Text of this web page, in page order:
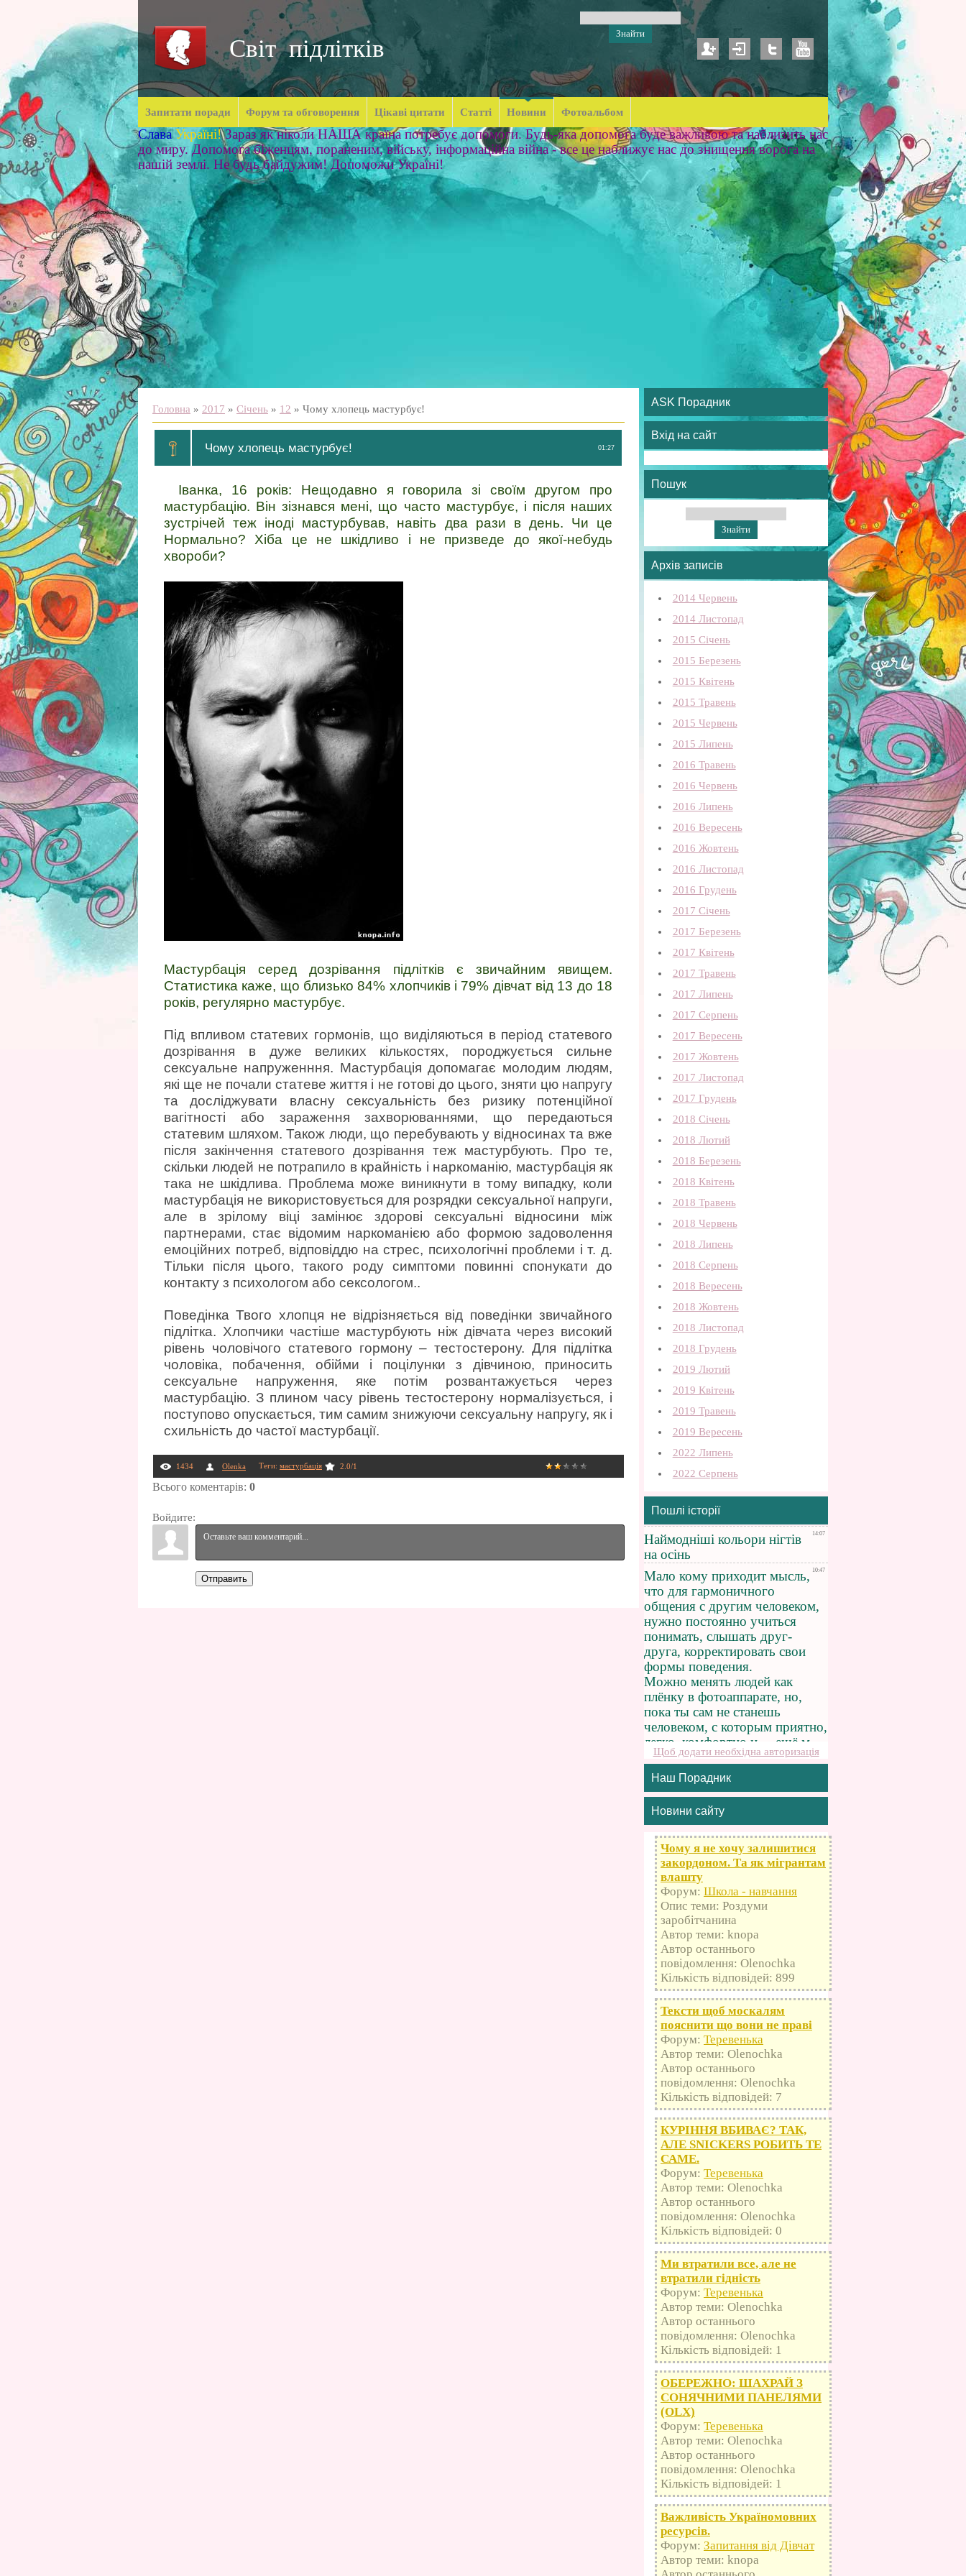
Світ підлітків
Запитати поради Форум та обговорення Цікаві цитати Статті Новини Фотоальбом
Слава Україні! Зараз як ніколи НАША країна потребує допомоги. Будь-яка допомога буде важливою та наблизить нас
до миру. Допомога біженцям, пораненим, війську, інформаційна війна - все це наближує нас до знищення ворога на
нашій землі. Не будь байдужим! Допоможи Україні!
Головна » 2017 » Січень » 12 » Чому хлопець мастурбує!
01:27
Чому хлопець мастурбує!
Іванка, 16 років: Нещодавно я говорила зі своїм другом про
мастурбацію. Він зізнався мені, що часто мастурбує, і після наших
зустрічей теж іноді мастурбував, навіть два рази в день. Чи це
Нормально? Хіба це не шкідливо і не призведе до якої-небудь
хвороби?
Мастурбація серед дозрівання підлітків є звичайним явищем.
Статистика каже, що близько 84% хлопчиків і 79% дівчат від 13 до 18
років, регулярно мастурбує.
Під впливом статевих гормонів, що виділяються в період статевого
дозрівання в дуже великих кількостях, породжується сильне
сексуальне напруженння. Мастурбація допомагає молодим людям,
які ще не почали статеве життя і не готові до цього, зняти цю напругу
та досліджувати власну сексуальність без ризику потенційної
вагітності або зараження захворюваннями, що передаються
статевим шляхом. Також люди, що перебувають у відносинах та вже
після закінчення статевого дозрівання теж мастурбують. Про те,
скільки людей не потрапило в крайність і наркоманію, мастурбація як
така не шкідлива. Проблема може виникнути в тому випадку, коли
мастурбація не використовується для розрядки сексуальної напруги,
але в зрілому віці замінює здорові сексуальні відносини між
партнерами, стає відомим наркоманією або формою задоволення
емоційних потреб, відповіддю на стрес, психологічні проблеми і т. д.
Тільки після цього, такого роду симптоми повинні спонукати до
контакту з психологом або сексологом..
Поведінка Твого хлопця не відрізняється від поведінки звичайного
підлітка. Хлопчики частіше мастурбують ніж дівчата через високий
рівень чоловічого статевого гормону – тестостерону. Для підлітка
чоловіка, побачення, обійми і поцілунки з дівчиною, приносить
сексуальне напруження, яке потім розвантажується через
мастурбацію. З плином часу рівень тестостерону нормалізується, і
поступово опускається, тим самим знижуючи сексуальну напругу, як і
схильність до частої мастурбації.
1434 Olenka Теги: мастурбація 2.0/1
Всього коментарів: 0
Войдите:
Отправить
ASK Порадник
Вхід на сайт
Пошук
Архів записів
2014 Червень
2014 Листопад
2015 Січень
2015 Березень
2015 Квітень
2015 Травень
2015 Червень
2015 Липень
2016 Травень
2016 Червень
2016 Липень
2016 Вересень
2016 Жовтень
2016 Листопад
2016 Грудень
2017 Січень
2017 Березень
2017 Квітень
2017 Травень
2017 Липень
2017 Серпень
2017 Вересень
2017 Жовтень
2017 Листопад
2017 Грудень
2018 Січень
2018 Лютий
2018 Березень
2018 Квітень
2018 Травень
2018 Червень
2018 Липень
2018 Серпень
2018 Вересень
2018 Жовтень
2018 Листопад
2018 Грудень
2019 Лютий
2019 Квітень
2019 Травень
2019 Вересень
2022 Липень
2022 Серпень
Пошлі історії
Щоб додати необхідна авторизація
Наш Порадник
Новини сайту
Чому я не хочу залишитися
закордоном. Та як мігрантам
влашту
Форум: Школа - навчання
Опис теми: Роздуми
заробітчанина
Автор теми: knopa
Автор останнього
повідомлення: Olenochka
Кількість відповідей: 899
Тексти щоб москалям
пояснити що вони не праві
Форум: Теревенька
Автор теми: Olenochka
Автор останнього
повідомлення: Olenochka
Кількість відповідей: 7
КУРІННЯ ВБИВАЄ? ТАК,
АЛЕ SNICKERS РОБИТЬ ТЕ
САМЕ.
Форум: Теревенька
Автор теми: Olenochka
Автор останнього
повідомлення: Olenochka
Кількість відповідей: 0
Ми втратили все, але не
втратили гідність
Форум: Теревенька
Автор теми: Olenochka
Автор останнього
повідомлення: Olenochka
Кількість відповідей: 1
ОБЕРЕЖНО: ШАХРАЙ З
СОНЯЧНИМИ ПАНЕЛЯМИ
(OLX)
Форум: Теревенька
Автор теми: Olenochka
Автор останнього
повідомлення: Olenochka
Кількість відповідей: 1
Важливість Україномовних
ресурсів.
Форум: Запитання від Дівчат
Автор теми: knopa